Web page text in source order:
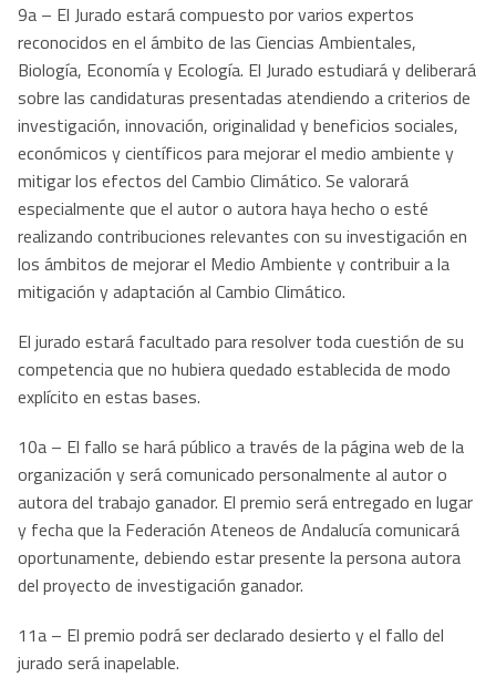
9a – El Jurado estará compuesto por varios expertos
reconocidos en el ámbito de las Ciencias Ambientales,
Biología, Economía y Ecología. El Jurado estudiará y deliberará
sobre las candidaturas presentadas atendiendo a criterios de
investigación, innovación, originalidad y beneficios sociales,
económicos y científicos para mejorar el medio ambiente y
mitigar los efectos del Cambio Climático. Se valorará
especialmente que el autor o autora haya hecho o esté
realizando contribuciones relevantes con su investigación en
los ámbitos de mejorar el Medio Ambiente y contribuir a la
mitigación y adaptación al Cambio Climático.
El jurado estará facultado para resolver toda cuestión de su
competencia que no hubiera quedado establecida de modo
explícito en estas bases.
10a – El fallo se hará público a través de la página web de la
organización y será comunicado personalmente al autor o
autora del trabajo ganador. El premio será entregado en lugar
y fecha que la Federación Ateneos de Andalucía comunicará
oportunamente, debiendo estar presente la persona autora
del proyecto de investigación ganador.
11a – El premio podrá ser declarado desierto y el fallo del
jurado será inapelable.